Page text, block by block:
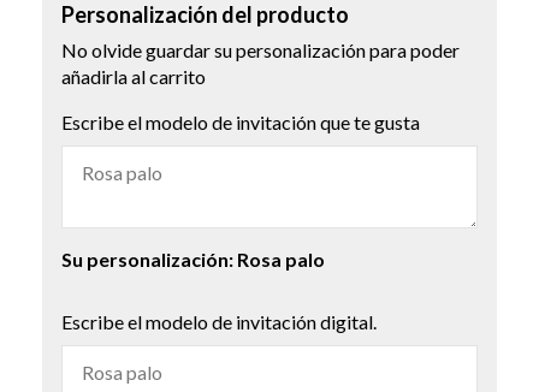
Personalización del producto
No olvide guardar su personalización para poder
añadirla al carrito
Escribe el modelo de invitación que te gusta
Su personalización: Rosa palo
Escribe el modelo de invitación digital.